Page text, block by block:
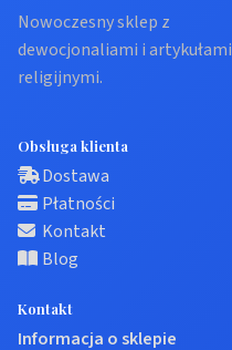
Nowoczesny sklep z
dewocjonaliami i artykułami
religijnymi.
Obsługa klienta
Dostawa
Płatności
Kontakt
Blog
Kontakt
Informacja o sklepie